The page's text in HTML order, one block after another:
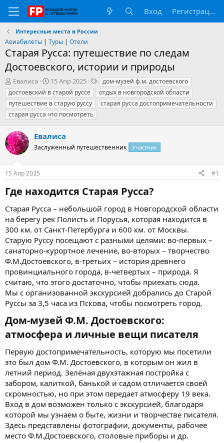
Вход Регистрация
Интересные места в России
Авиабилеты | Туры | Отели
Старая Русса: путешествие по следам
Достоевского, истории и природы
А
в
т
о
р
е
м
ы
Евалиса
Д
а
т
а
н
ч
л
15 Апр 2025
Т
е
г
и
дом-музей ф.м. достоевского
достоевский в старой руссе
отдых в новгородской области
путешествие в старую руссу
старая русса достопримечательности
старая русса что посмотреть
Евалиса
Заслуженный путешественник Участник
15 Апр 2025 #1
Где находится Старая Русса?​
Старая Русса – небольшой город в Новгородской области
на берегу рек Полисть и Порусья, которая находится в
300 км. от Санкт-Петербурга и 600 км. от Москвы.
Старую Руссу посещают с разными целями: во-первых –
санаторно-курортное лечение, во-вторых – творчество
Ф.М.Достоевского, в-третьих – история древнего
провинциального города, в-четвертых – природа. Я
считаю, что этого достаточно, чтобы приехать сюда.
Мы с организованной экскурсией добрались до Старой
Руссы за 3,5 часа из Пскова, чтобы посмотреть город.
Дом-музей Ф.М. Достоевского:
атмосфера и личные вещи писателя​
Первую достопримечательность, которую мы посетили
это был дом Ф.М. Достоевского, в которым он жил в
летний период. Зелёная двухэтажная постройка с
забором, калиткой, банькой и садом отличается своей
скромностью, но при этом передает атмосферу 19 века.
Вход в дом возможен только с экскурсией, благодаря
которой мы узнаем о быте, жизни и творчестве писателя.
Здесь представлены фотографии, документы, рабочее
место Ф.М.Достоевского, столовые приборы и др.